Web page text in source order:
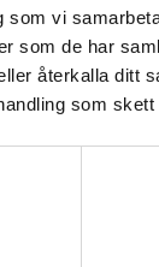
vi
som de har
återkalla ditt
som skett